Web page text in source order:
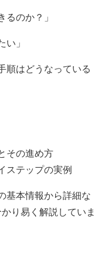
るのか？」
い」
順はどうなっている
その進め方
ステップの実例
基本情報から詳細な
り易く解説していま